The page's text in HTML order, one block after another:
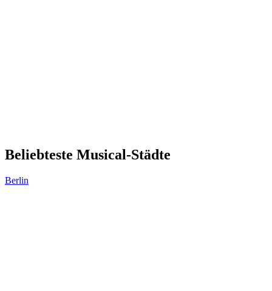
Beliebteste Musical-Städte
Berlin